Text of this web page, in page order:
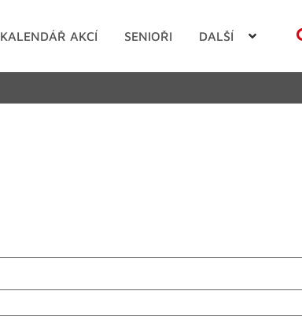
KALENDÁŘ AKCÍ SENIOŘI DALŠÍ